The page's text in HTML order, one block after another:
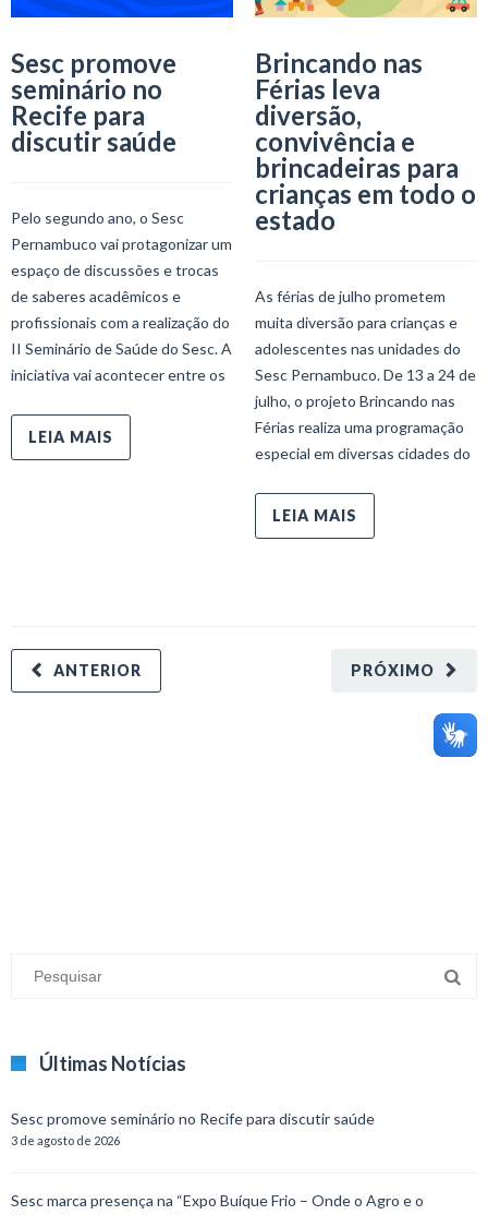
Sesc promove
seminário no
Recife para
discutir saúde
Pelo segundo ano, o Sesc
Pernambuco vai protagonizar um
espaço de discussões e trocas
de saberes acadêmicos e
profissionais com a realização do
II Seminário de Saúde do Sesc. A
iniciativa vai acontecer entre os
LEIA MAIS
Brincando nas
Férias leva
diversão,
convivência e
brincadeiras para
crianças em todo o
estado
As férias de julho prometem
muita diversão para crianças e
adolescentes nas unidades do
Sesc Pernambuco. De 13 a 24 de
julho, o projeto Brincando nas
Férias realiza uma programação
especial em diversas cidades do
LEIA MAIS
PRÓXIMO
ANTERIOR
Últimas Notícias
Sesc promove seminário no Recife para discutir saúde
3 de agosto de 2026
Sesc marca presença na “Expo Buíque Frio – Onde o Agro e o